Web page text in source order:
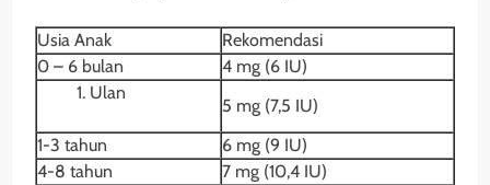
Usia Anak
Rekomendasi
0 – 6 bulan
4 mg (6 IU)
Ulan
5 mg (7,5 IU)
1-3 tahun
6 mg (9 IU)
4-8 tahun
7 mg (10,4 IU)